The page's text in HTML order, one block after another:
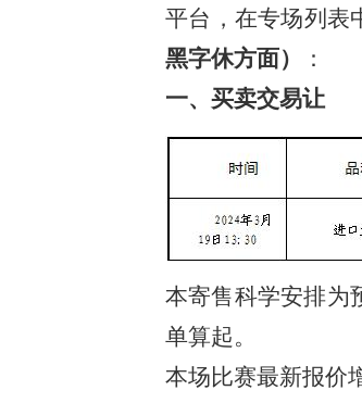
平台，在专场列表
黑字休方面）
：
一、 买卖交易让
本寄售科学安排为
单算起。
本场比赛最新报价